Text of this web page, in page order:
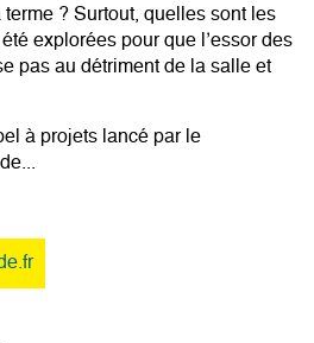
? Surtout, quelles sont les
explorées pour que l’essor des
pas au détriment de la salle et
à projets lancé par le